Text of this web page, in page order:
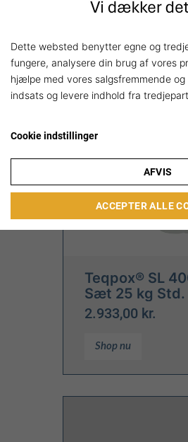
Shop nu
Teqpox® SL
Sæt 25 kg Std.
2.933,00 kr.
Shop nu
Dette websted benytter egne og
fungere, analysere din brug af vores
hjælpe med vores salgsfremmende
indsats og levere indhold fra
Cookie indstillinger
AFVIS
ACCEPTER ALLE